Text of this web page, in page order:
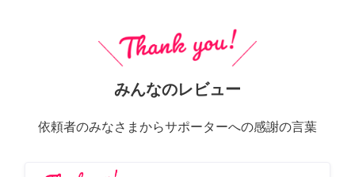
みんなのレビュー
依頼者のみなさまからサポーターへの感謝の言葉